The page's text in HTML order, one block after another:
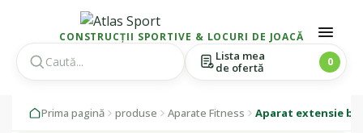
CONSTRUCȚII SPORTIVE & LOCURI DE JOACĂ
Lista mea
de ofertă
0
Prima pagină produse Aparate Fitness Aparat extensie
1 / 1